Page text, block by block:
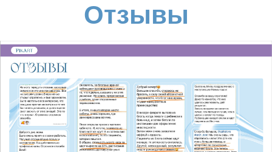
Отзывы